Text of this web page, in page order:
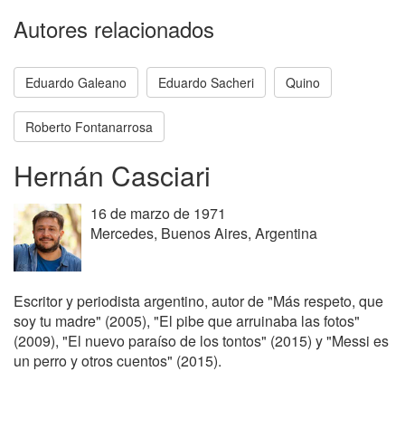
Autores relacionados
Eduardo Galeano Eduardo Sacheri Quino
Roberto Fontanarrosa
Hernán Casciari
16 de marzo de 1971
Mercedes, Buenos Aires, Argentina
Escritor y periodista argentino, autor de "Más respeto, que
soy tu madre" (2005), "El pibe que arruinaba las fotos"
(2009), "El nuevo paraíso de los tontos" (2015) y "Messi es
un perro y otros cuentos" (2015).